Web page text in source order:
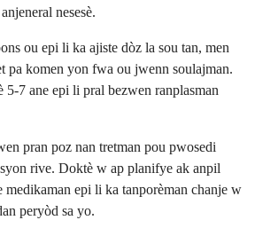
nesesè.
ou epi li ka ajiste dòz la sou tan, men
pa komen yon fwa ou jwenn soulajman.
5-7 ane epi li pral bezwen ranplasman
pran poz nan tretman pou pwosedi
rive. Doktè w ap planifye ak anpil
medikaman epi li ka tanporèman chanje w
peryòd sa yo.